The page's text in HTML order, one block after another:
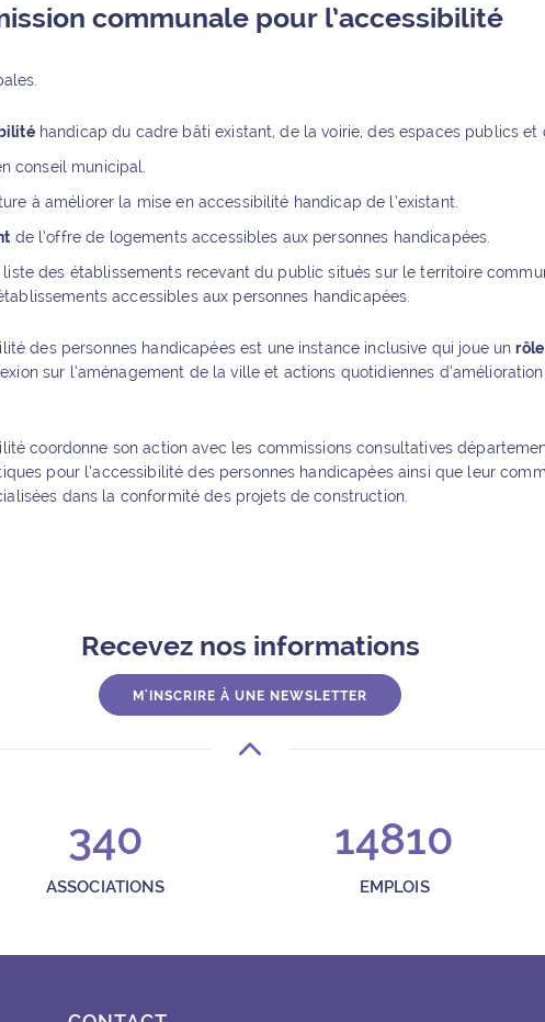
communale pour l’accessibilité
handicap du cadre bâti existant, de la voirie, des espaces publics et
conseil municipal.
à améliorer la mise en accessibilité handicap de l’existant.
de l’offre de logements accessibles aux personnes handicapées.
des établissements recevant du public situés sur le territoire
accessibles aux personnes handicapées.
des personnes handicapées est une instance inclusive qui joue un
sur l’aménagement de la ville et actions quotidiennes
coordonne son action avec les commissions consultatives
pour l’accessibilité des personnes handicapées ainsi que leur
dans la conformité des projets de construction.
Recevez nos informations
M'INSCRIRE À UNE NEWSLETTER
340
ASSOCIATIONS
14810
EMPLOIS